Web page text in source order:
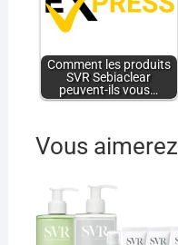
Comment les produits
SVR Sebiaclear
peuvent-ils vous…
Vous